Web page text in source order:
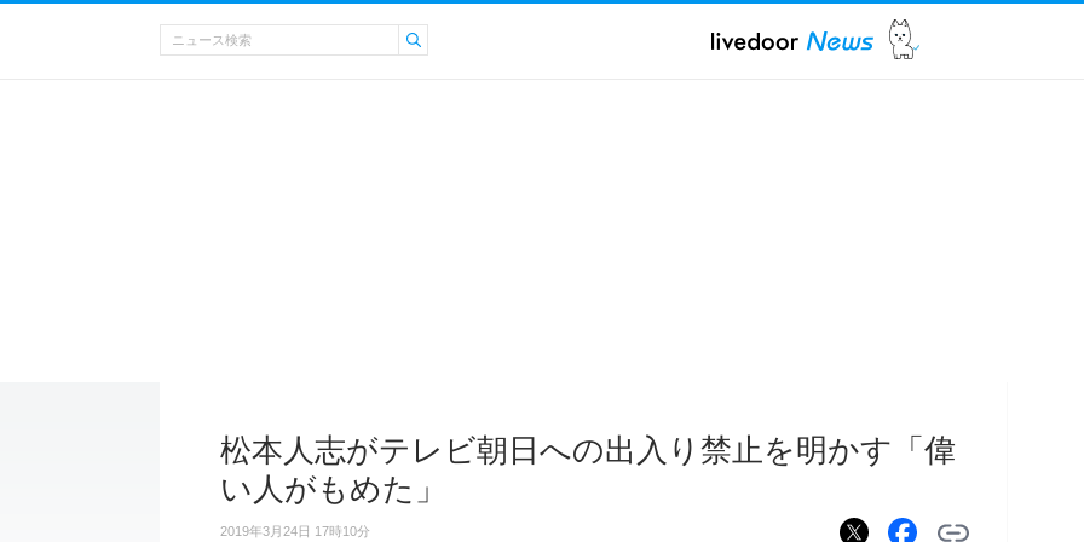
松本人志がテレビ朝日への出入り禁止を明かす「偉
い人がもめた」
2019年3月24日 17時10分